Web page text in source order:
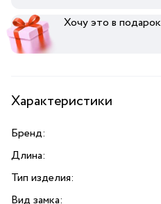
Хочу это в подарок
Характеристики
Бренд:
Длина:
Тип изделия:
Вид замка: